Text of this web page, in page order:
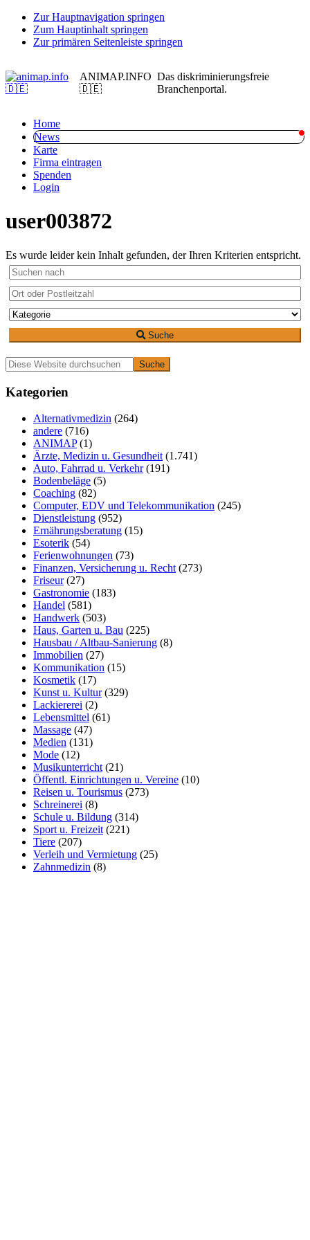
Zur Hauptnavigation springen
Zum Hauptinhalt springen
Zur primären Seitenleiste springen
ANIMAP.INFO
🇩🇪
Das diskriminierungsfreie
Branchenportal.
Home
News
Karte
Firma eintragen
Spenden
Login
user003872
Es wurde leider kein Inhalt gefunden, der Ihren Kriterien entspricht.
Suche
Primäre
Seitenleiste
Diese
Website
durchsuchen
Kategorien
Alternativmedizin (264)
andere (716)
ANIMAP(1)
Ärzte, Medizin u. Gesundheit (1.741)
Auto, Fahrrad u. Verkehr(191)
Bodenbeläge (5)
Coaching (82)
Computer, EDV und Telekommunikation (245)
Dienstleistung (952)
Ernährungsberatung (15)
Esoterik (54)
Ferienwohnungen (73)
Finanzen, Versicherung u. Recht (273)
Friseur(27)
Gastronomie (183)
Handel (581)
Handwerk (503)
Haus, Garten u. Bau (225)
Hausbau / Altbau-Sanierung (8)
Immobilien (27)
Kommunikation (15)
Kosmetik (17)
Kunst u. Kultur(329)
Lackiererei (2)
Lebensmittel (61)
Massage (47)
Medien (131)
Mode (12)
Musikunterricht (21)
Öffentl. Einrichtungen u. Vereine (10)
Reisen u. Tourismus (273)
Schreinerei (8)
Schule u. Bildung (314)
Sport u. Freizeit (221)
Tiere (207)
Verleih und Vermietung (25)
Zahnmedizin (8)